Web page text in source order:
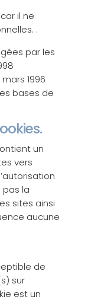
il ne
.
par les
1996
bases de
un
vers
pas la
sites ainsi
aucune
de
sur
est un